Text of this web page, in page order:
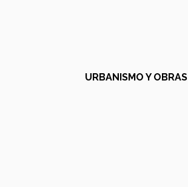
URBANISMO Y OBRAS